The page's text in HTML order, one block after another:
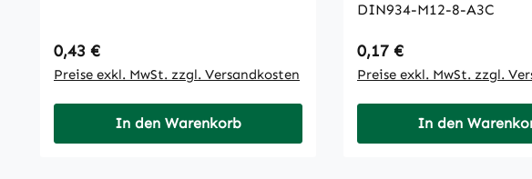
Regulärer Preis:
0,43 €
Preise exkl. MwSt. zzgl. Versandkosten
In den Warenkorb
DIN934-M12-8-A3C
Regulärer Preis:
0,17 €
Preise exkl. MwSt. zzgl.
In den